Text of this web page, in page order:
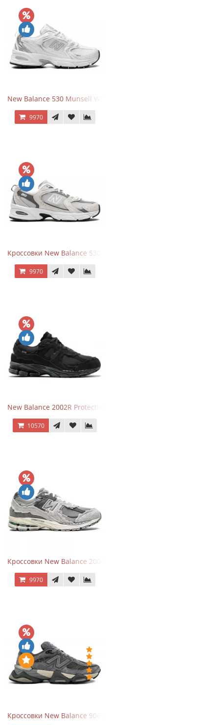
New Balance 530 Munsell White Silver
9970
Кроссовки New Balance 530 Grey Matter Harbor Grey
9970
New Balance 2002R Protection Phantom Black
10570
Кроссовки New Balance 2002R Protection Pack Grey
9970
Кроссовки New Balance 9060 x Joe Freshgoods Dark Grey